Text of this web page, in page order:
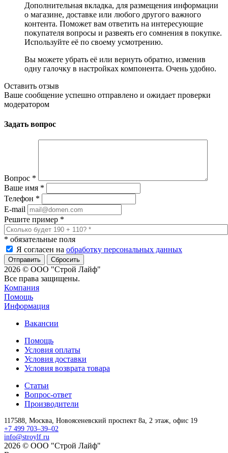
Дополнительная вкладка, для размещения информации
о магазине, доставке или любого другого важного
контента. Поможет вам ответить на интересующие
покупателя вопросы и развеять его сомнения в покупке.
Используйте её по своему усмотрению.
Вы можете убрать её или вернуть обратно, изменив
одну галочку в настройках компонента. Очень удобно.
Оставить отзыв
Ваше сообщение успешно отправлено и ожидает проверки
модератором
Задать вопрос
Вопрос *
Ваше имя *
Телефон *
E-mail
Решите пример *
* обязательные поля
Я согласен на обработку персональных данных
Сбросить
2026 © ООО "Строй Лайф"
Все права защищены.
Компания
Помощь
Информация
Вакансии
Помощь
Условия оплаты
Условия доставки
Условия возврата товара
Статьи
Вопрос-ответ
Производители
117588, Москва, Новоясеневский проспект 8а, 2 этаж, офис 19
+7 499 703–39–02
info@stroylf.ru
2026 © ООО "Строй Лайф"